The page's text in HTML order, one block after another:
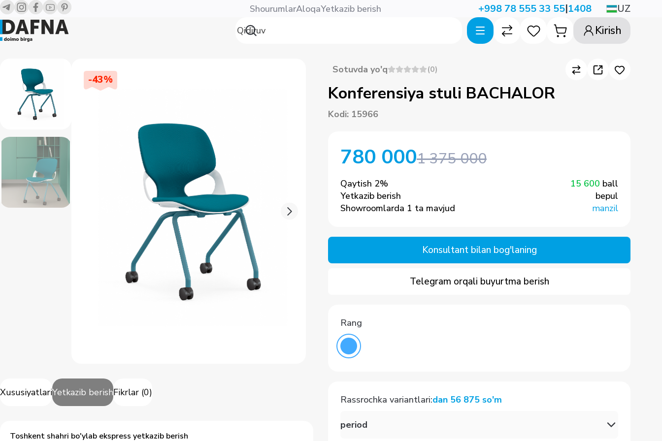
ShourumlarAloqaYetkazib berish +998 78 555 33 55|1408 UZ
Kirish
-43%
XususiyatlariYetkazib berishFikrlar (0)
Toshkent shahri bo'ylab ekspress yetkazib berish
Sotuvda yo'q (0)
Konferensiya stuli BACHALOR
Kodi: 15966
780 0001 375 000
Qaytish 2% 15 600 ball
Yetkazib berish
bepul
Showroomlarda 1 ta mavjud
manzil
Konsultant bilan bog'laning
Telegram orqali buyurtma berish
Rang
Rassrochka variantlari:dan 56 875 so'm
period